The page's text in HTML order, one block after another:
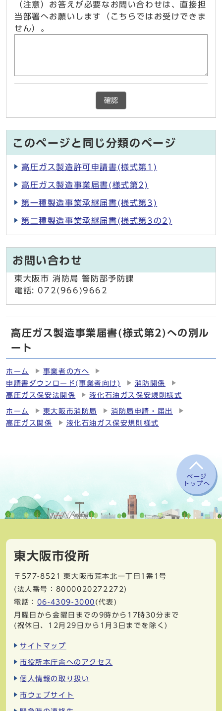
（注意）お答えが必要なお問い合わせは、直接担
当部署へお願いします（こちらではお受けできま
せん）。
確認
このページと同じ分類のページ
高圧ガス製造許可申請書(様式第1)
高圧ガス製造事業届書(様式第2)
第一種製造事業承継届書(様式第3)
第二種製造事業承継届書(様式第3の2)
お問い合わせ
東大阪市 消防局 警防部予防課
電話: 072(966)9662
高圧ガス製造事業届書(様式第2)への別ル
ート
ホーム
事業者の方へ
申請書ダウンロード(事業者向け)
消防関係
高圧ガス保安法関係
液化石油ガス保安規則様式
ホーム 東大阪市消防局
消防局申請・届出
高圧ガス関係
液化石油ガス保安規則様式
ページ
トップへ
東大阪市役所
〒577-8521
東大阪市荒本北一丁目1番1号
(法人番号：8000020272272)
電話： 06-4309-3000 (代表)
月曜日から金曜日までの9時から17時30分まで
(祝休日、12月29日から1月3日までを除く)
サイトマップ
市役所本庁舎へのアクセス
個人情報の取り扱い
市ウェブサイト